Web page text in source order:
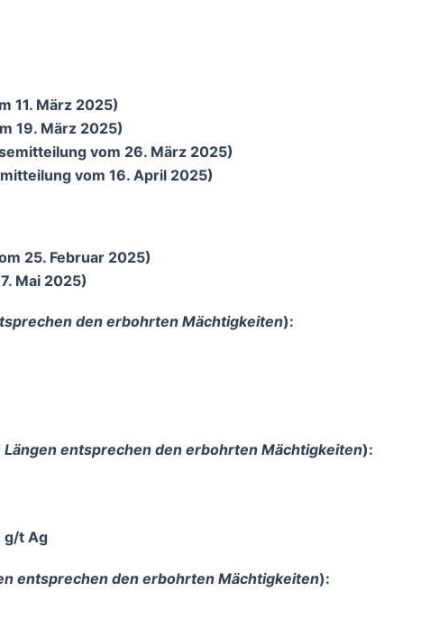
11. März 2025)
19. März 2025)
vom 26. März 2025)
vom 16. April 2025)
25. Februar 2025)
Mai 2025)
den erbohrten Mächtigkeiten):
Längen entsprechen den erbohrten Mächtigkeiten):
g/t Ag
entsprechen den erbohrten Mächtigkeiten):